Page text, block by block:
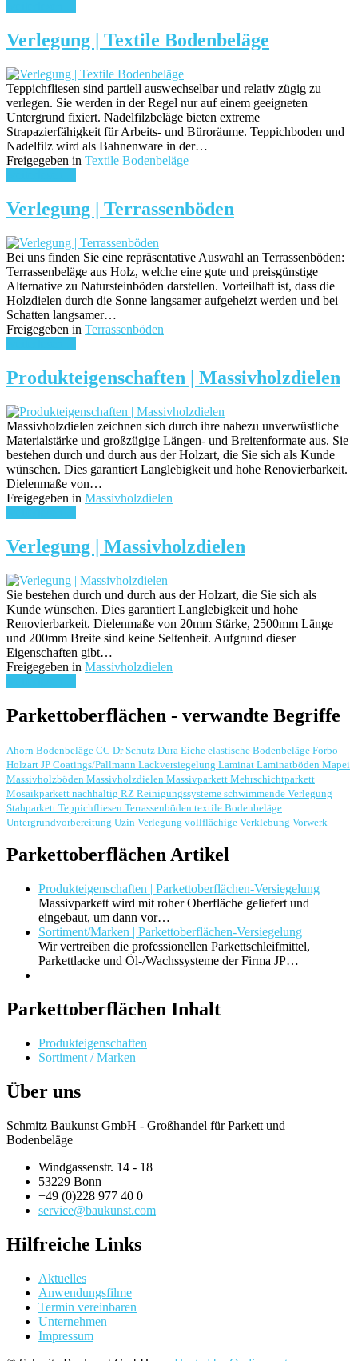
Verlegung | Textile Bodenbeläge
Teppichfliesen sind partiell auswechselbar und relativ zügig zu
verlegen. Sie werden in der Regel nur auf einem geeigneten
Untergrund fixiert. Nadelfilzbeläge bieten extreme
Strapazierfähigkeit für Arbeits- und Büroräume. Teppichboden und
Nadelfilz wird als Bahnenware in der…
Freigegeben in Textile Bodenbeläge
Verlegung | Terrassenböden
Bei uns finden Sie eine repräsentative Auswahl an Terrassenböden:
Terrassenbeläge aus Holz, welche eine gute und preisgünstige
Alternative zu Natursteinböden darstellen. Vorteilhaft ist, dass die
Holzdielen durch die Sonne langsamer aufgeheizt werden und bei
Schatten langsamer…
Freigegeben in Terrassenböden
Produkteigenschaften | Massivholzdielen
Massivholzdielen zeichnen sich durch ihre nahezu unverwüstliche
Materialstärke und großzügige Längen- und Breitenformate aus. Sie
bestehen durch und durch aus der Holzart, die Sie sich als Kunde
wünschen. Dies garantiert Langlebigkeit und hohe Renovierbarkeit.
Dielenmaße von…
Freigegeben in Massivholzdielen
Verlegung | Massivholzdielen
Sie bestehen durch und durch aus der Holzart, die Sie sich als
Kunde wünschen. Dies garantiert Langlebigkeit und hohe
Renovierbarkeit. Dielenmaße von 20mm Stärke, 2500mm Länge
und 200mm Breite sind keine Seltenheit. Aufgrund dieser
Eigenschaften gibt…
Freigegeben in Massivholzdielen
Parkettoberflächen - verwandte Begriffe
Ahorn Bodenbeläge CC Dr Schutz Dura Eiche elastische Bodenbeläge Forbo
Holzart JP Coatings/Pallmann Lackversiegelung Laminat Laminatböden Mapei
Massivholzböden Massivholzdielen Massivparkett Mehrschichtparkett
Mosaikparkett nachhaltig RZ Reinigungssysteme schwimmende Verlegung
Stabparkett Teppichfliesen Terrassenböden textile Bodenbeläge
Untergrundvorbereitung Uzin Verlegung vollflächige Verklebung Vorwerk
Parkettoberflächen Artikel
Produkteigenschaften | Parkettoberflächen-Versiegelung
Massivparkett wird mit roher Oberfläche geliefert und
eingebaut, um dann vor…
Sortiment/Marken | Parkettoberflächen-Versiegelung
Wir vertreiben die professionellen Parkettschleifmittel,
Parkettlacke und Öl-/Wachssysteme der Firma JP…
Parkettoberflächen Inhalt
Produkteigenschaften
Sortiment / Marken
Über uns
Schmitz Baukunst GmbH - Großhandel für Parkett und
Bodenbeläge
Windgassenstr. 14 - 18
53229 Bonn
+49 (0)228 977 40 0
service@baukunst.com
Hilfreiche Links
Aktuelles
Anwendungsfilme
Termin vereinbaren
Unternehmen
Impressum